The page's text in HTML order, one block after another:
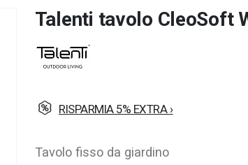
Talenti tavolo CleoSoft
RISPARMIA 5% EXTRA ›
Tavolo fisso da giardino